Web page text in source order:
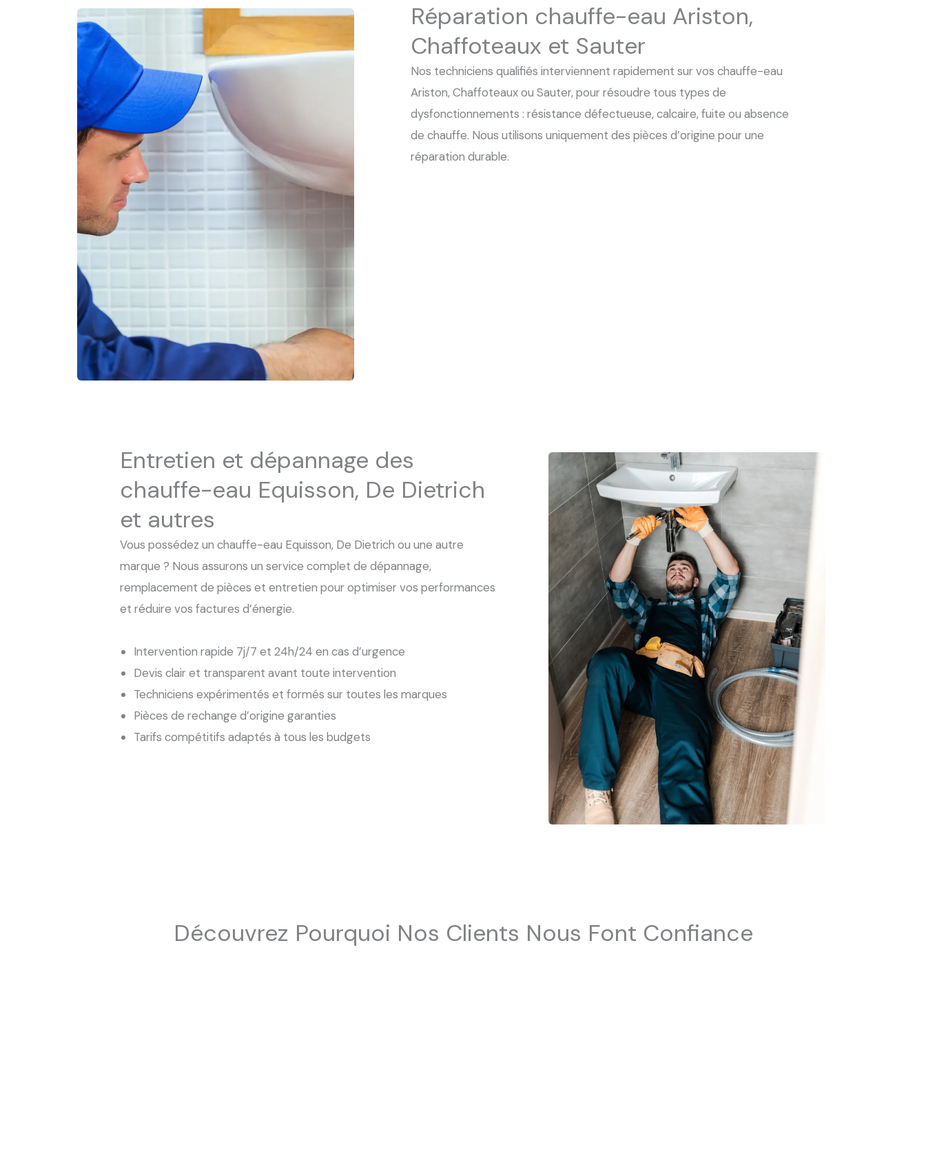
Réparation chauffe-eau Ariston,
Chaffoteaux et Sauter
Nos techniciens qualifiés interviennent rapidement sur vos chauffe-eau
Ariston, Chaffoteaux ou Sauter, pour résoudre tous types de
dysfonctionnements : résistance défectueuse, calcaire, fuite ou absence
de chauffe. Nous utilisons uniquement des pièces d’origine pour une
réparation durable.
Entretien et dépannage des
chauffe-eau Equisson, De Dietrich
et autres
Vous possédez un chauffe-eau Equisson, De Dietrich ou une autre
marque ? Nous assurons un service complet de dépannage,
remplacement de pièces et entretien pour optimiser vos performances
et réduire vos factures d’énergie.
Intervention rapide 7j/7 et 24h/24 en cas d’urgence
Devis clair et transparent avant toute intervention
Techniciens expérimentés et formés sur toutes les marques
Pièces de rechange d’origine garanties
Tarifs compétitifs adaptés à tous les budgets
Découvrez Pourquoi Nos Clients Nous Font Confiance